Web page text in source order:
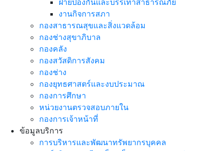
ฝ่ายป้องกันและบรรเทาสาธารณภัย
งานกิจการสภา
กองสาธารณสุขและสิ่งแวดล้อม
กองช่างสุขาภิบาล
กองคลัง
กองสวัสดิการสังคม
กองช่าง
กองยุทธศาสตร์และงบประมาณ
กองการศึกษา
หน่วยงานตรวจสอบภายใน
กองการเจ้าหน้าที่
ข้อมูลบริการ
การบริหารและพัฒนาทรัพยากรบุคคล